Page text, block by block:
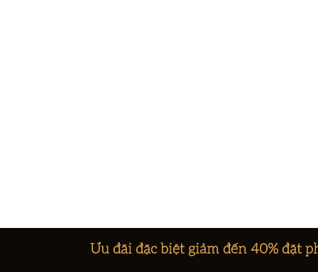
Ưu đãi đặc biệt giảm đến 40% đặt